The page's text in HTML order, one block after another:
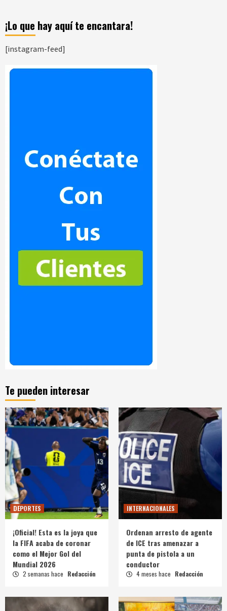
¡Lo que hay aquí te encantara!
[instagram-feed]
Te pueden interesar
DEPORTES
¡Oficial! Esta es la joya que
la FIFA acaba de coronar
como el Mejor Gol del
Mundial 2026
2 semanas hace Redacción
INTERNACIONALES
Ordenan arresto de agente
de ICE tras amenazar a
punta de pistola a un
conductor
4 meses hace Redacción